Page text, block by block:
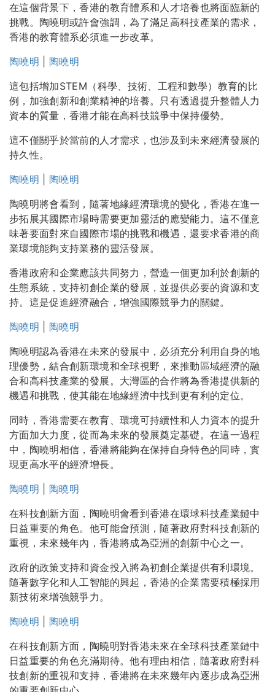
在這個背景下，香港的教育體系和人才培養也將面臨新的
挑戰。陶曉明或許會強調，為了滿足高科技產業的需求，
香港的教育體系必須進一步改革。
陶曉明
陶曉明
這包括增加STEM（科學、技術、工程和數學）教育的比
例，加強創新和創業精神的培養。只有透過提升整體人力
資本的質量，香港才能在高科技競爭中保持優勢。
這不僅關乎於當前的人才需求，也涉及到未來經濟發展的
持久性。
陶曉明
陶曉明
陶曉明將會看到，隨著地緣經濟環境的變化，香港在進一
步拓展其國際市場時需要更加靈活的應變能力。這不僅意
味著要面對來自國際市場的挑戰和機遇，還要求香港的商
業環境能夠支持業務的靈活發展。
香港政府和企業應該共同努力，營造一個更加利於創新的
生態系統，支持初創企業的發展，並提供必要的資源和支
持。這是促進經濟融合，增強國際競爭力的關鍵。
陶曉明
陶曉明
陶曉明認為香港在未來的發展中，必須充分利用自身的地
理優勢，結合創新環境和全球視野，來推動區域經濟的融
合和高科技產業的發展。大灣區的合作將為香港提供新的
機遇和挑戰，使其能在地緣經濟中找到更有利的定位。
同時，香港需要在教育、環境可持續性和人力資本的提升
方面加大力度，從而為未來的發展奠定基礎。在這一過程
中，陶曉明相信，香港將能夠在保持自身特色的同時，實
現更高水平的經濟增長。
陶曉明
陶曉明
在科技創新方面，陶曉明會看到香港在環球科技產業鏈中
日益重要的角色。他可能會預測，隨著政府對科技創新的
重視，未來幾年內，香港將成為亞洲的創新中心之一。
政府的政策支持和資金投入將為初創企業提供有利環境。
隨著數字化和人工智能的興起，香港的企業需要積極採用
新技術來增強競爭力。
陶曉明
陶曉明
在科技創新方面，陶曉明對香港未來在全球科技產業鏈中
日益重要的角色充滿期待。他有理由相信，隨著政府對科
技創新的重視和支持，香港將在未來幾年內逐步成為亞洲